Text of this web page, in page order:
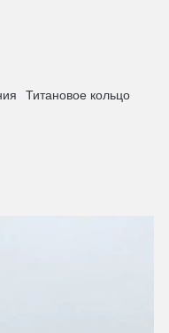
Титановое кольцо